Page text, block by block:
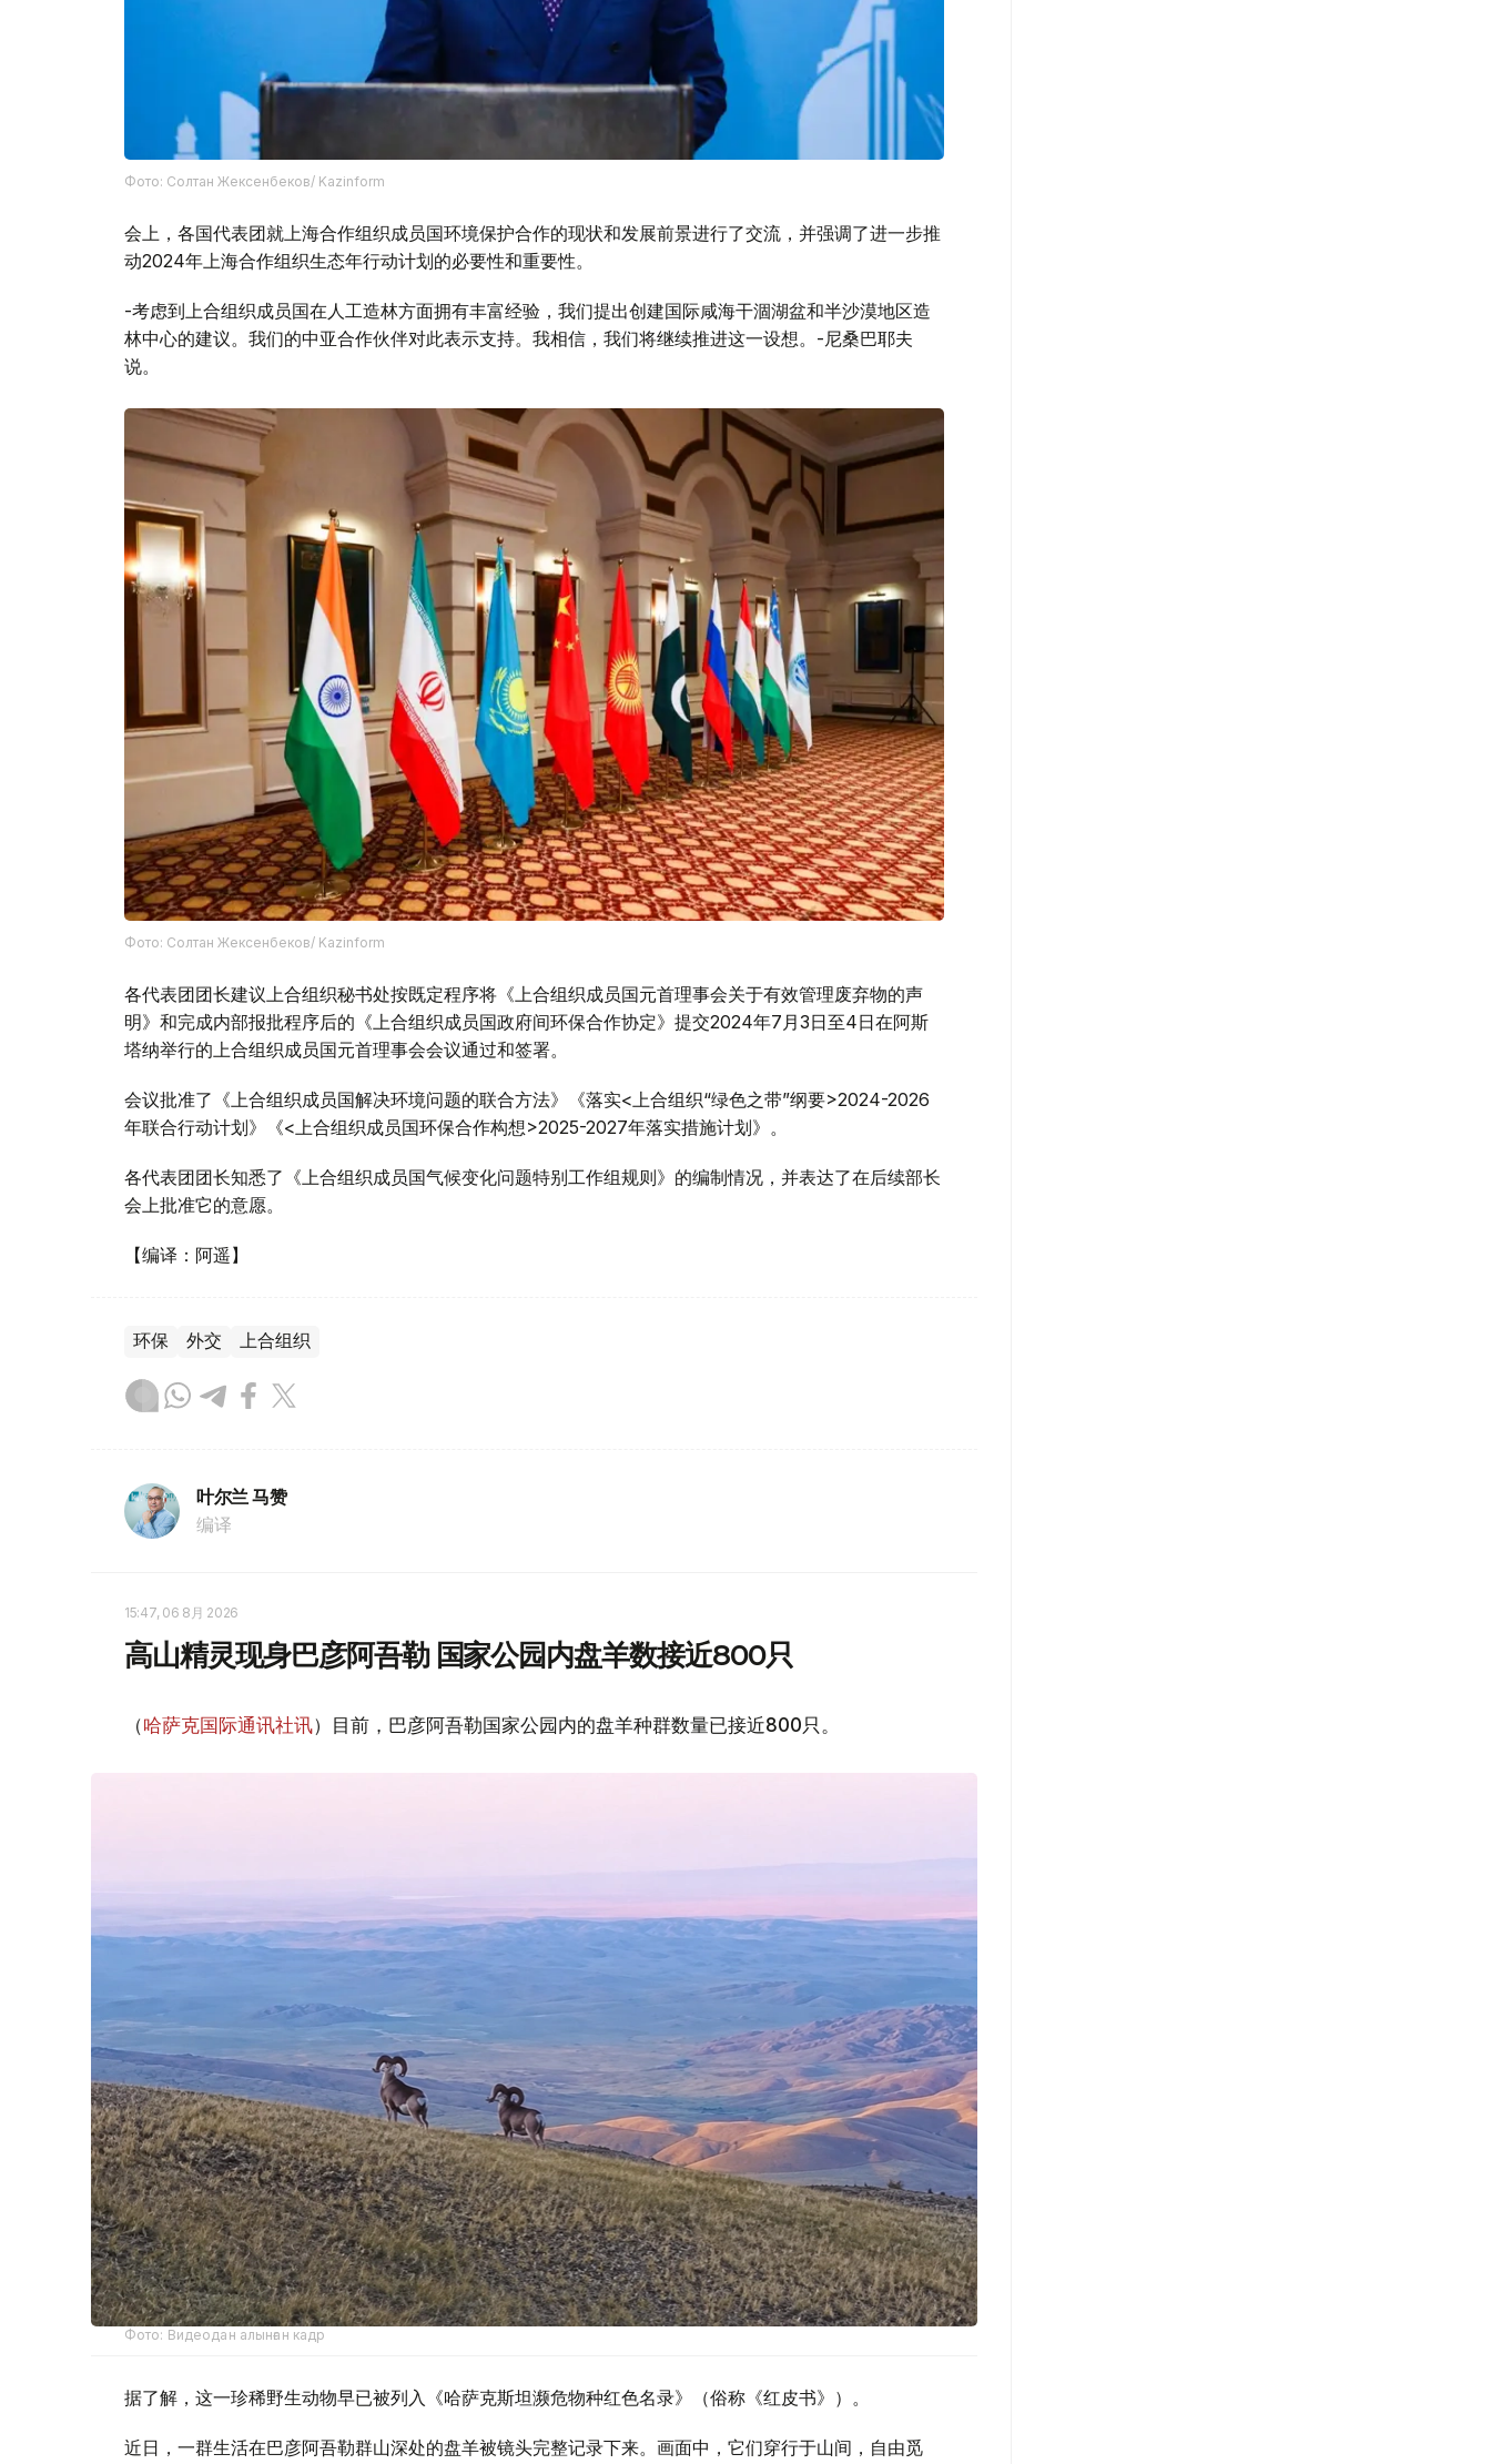
Фото: Солтан Жексенбеков/ Kazinform
会上，各国代表团就上海合作组织成员国环境保护合作的现状和发展前景进行了交流，并强调了进一步推
动2024年上海合作组织生态年行动计划的必要性和重要性。
-考虑到上合组织成员国在人工造林方面拥有丰富经验，我们提出创建国际咸海干涸湖盆和半沙漠地区造
林中心的建议。我们的中亚合作伙伴对此表示支持。我相信，我们将继续推进这一设想。-尼桑巴耶夫
说。
Фото: Солтан Жексенбеков/ Kazinform
各代表团团长建议上合组织秘书处按既定程序将《上合组织成员国元首理事会关于有效管理废弃物的声
明》和完成内部报批程序后的《上合组织成员国政府间环保合作协定》提交2024年7月3日至4日在阿斯
塔纳举行的上合组织成员国元首理事会会议通过和签署。
会议批准了《上合组织成员国解决环境问题的联合方法》《落实<上合组织“绿色之带”纲要>2024-2026
年联合行动计划》《<上合组织成员国环保合作构想>2025-2027年落实措施计划》。
各代表团团长知悉了《上合组织成员国气候变化问题特别工作组规则》的编制情况，并表达了在后续部长
会上批准它的意愿。
【编译：阿遥】
环保 外交 上合组织
叶尔兰 马赞
编译
15:47, 06 8月 2026
高山精灵现身巴彦阿吾勒 国家公园内盘羊数接近800只
（哈萨克国际通讯社讯）目前，巴彦阿吾勒国家公园内的盘羊种群数量已接近800只。
Фото: Видеодан алынған кадр
据了解，这一珍稀野生动物早已被列入《哈萨克斯坦濒危物种红色名录》（俗称《红皮书》）。
近日，一群生活在巴彦阿吾勒群山深处的盘羊被镜头完整记录下来。画面中，它们穿行于山间，自由觅